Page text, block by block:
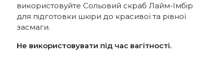
використовуйте Сольовий скраб Лайм-Імбір
для підготовки шкіри до красивої та рівної
засмаги.
Не використовувати під час вагітності.